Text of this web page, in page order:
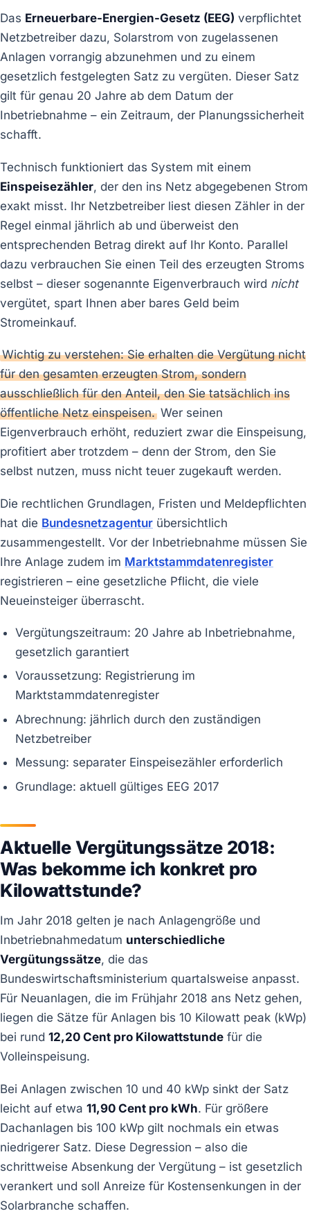
Das Erneuerbare-Energien-Gesetz (EEG) verpflichtet
Netzbetreiber dazu, Solarstrom von zugelassenen
Anlagen vorrangig abzunehmen und zu einem
gesetzlich festgelegten Satz zu vergüten. Dieser Satz
gilt für genau 20 Jahre ab dem Datum der
Inbetriebnahme – ein Zeitraum, der Planungssicherheit
schafft.
Technisch funktioniert das System mit einem
Einspeisezähler, der den ins Netz abgegebenen Strom
exakt misst. Ihr Netzbetreiber liest diesen Zähler in der
Regel einmal jährlich ab und überweist den
entsprechenden Betrag direkt auf Ihr Konto. Parallel
dazu verbrauchen Sie einen Teil des erzeugten Stroms
selbst – dieser sogenannte Eigenverbrauch wird nicht
vergütet, spart Ihnen aber bares Geld beim
Stromeinkauf.
Wichtig zu verstehen: Sie erhalten die Vergütung nicht
für den gesamten erzeugten Strom, sondern
ausschließlich für den Anteil, den Sie tatsächlich ins
öffentliche Netz einspeisen.Wer seinen
Eigenverbrauch erhöht, reduziert zwar die Einspeisung,
profitiert aber trotzdem – denn der Strom, den Sie
selbst nutzen, muss nicht teuer zugekauft werden.
Die rechtlichen Grundlagen, Fristen und Meldepflichten
hat die Bundesnetzagentur übersichtlich
zusammengestellt. Vor der Inbetriebnahme müssen Sie
Ihre Anlage zudem im Marktstammdatenregister
registrieren – eine gesetzliche Pflicht, die viele
Neueinsteiger überrascht.
Vergütungszeitraum: 20 Jahre ab Inbetriebnahme,
gesetzlich garantiert
Voraussetzung: Registrierung im
Marktstammdatenregister
Abrechnung: jährlich durch den zuständigen
Netzbetreiber
Messung: separater Einspeisezähler erforderlich
Grundlage: aktuell gültiges EEG 2017
Aktuelle Vergütungssätze 2018:
Was bekomme ich konkret pro
Kilowattstunde?
Im Jahr 2018 gelten je nach Anlagengröße und
Inbetriebnahmedatum unterschiedliche
Vergütungssätze, die das
Bundeswirtschaftsministerium quartalsweise anpasst.
Für Neuanlagen, die im Frühjahr 2018 ans Netz gehen,
liegen die Sätze für Anlagen bis 10 Kilowatt peak (kWp)
bei rund 12,20 Cent pro Kilowattstunde für die
Volleinspeisung.
Bei Anlagen zwischen 10 und 40 kWp sinkt der Satz
leicht auf etwa 11,90 Cent pro kWh. Für größere
Dachanlagen bis 100 kWp gilt nochmals ein etwas
niedrigerer Satz. Diese Degression – also die
schrittweise Absenkung der Vergütung – ist gesetzlich
verankert und soll Anreize für Kostensenkungen in der
Solarbranche schaffen.